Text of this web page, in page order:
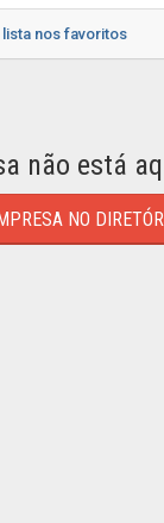
lista nos favoritos
não está
NO